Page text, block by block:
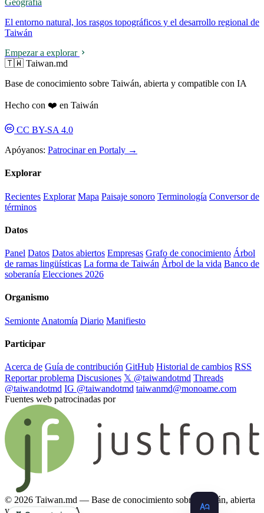
Geografía
El entorno natural, los rasgos topográficos y el desarrollo regional de
Taiwán
Empezar a explorar
🇹🇼 Taiwan.md
Base de conocimiento sobre Taiwán, abierta y compatible con IA
Hecho con ❤️ en Taiwán
CC BY-SA 4.0
Apóyanos: Patrocinar en Portaly →
Explorar
Recientes Explorar Mapa Paisaje sonoro Terminología Conversor de
términos
Datos
Panel Datos Datos abiertos Empresas Grafo de conocimiento Árbol
de ramas lingüísticas La forma de Taiwán Árbol de la vida Banco de
soberanía Elecciones 2026
Organismo
Semionte Anatomía Diario Manifiesto
Participar
Acerca de Guía de contribución GitHub Historial de cambios RSS
Reportar problema Discusiones 𝕏 @taiwandotmd Threads
@taiwandotmd IG @taiwandotmd taiwanmd@monoame.com
Fuentes web patrocinadas por
© 2026 Taiwan.md — Base de conocimiento sobre Taiwán, abierta
y compatible con IA